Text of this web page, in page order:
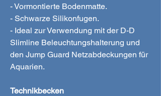
- Vormontierte Bodenmatte.
- Schwarze Silikonfugen.
- Ideal zur Verwendung mit der D-D
Slimline Beleuchtungshalterung und
den Jump Guard Netzabdeckungen für
Aquarien.
Technikbecken